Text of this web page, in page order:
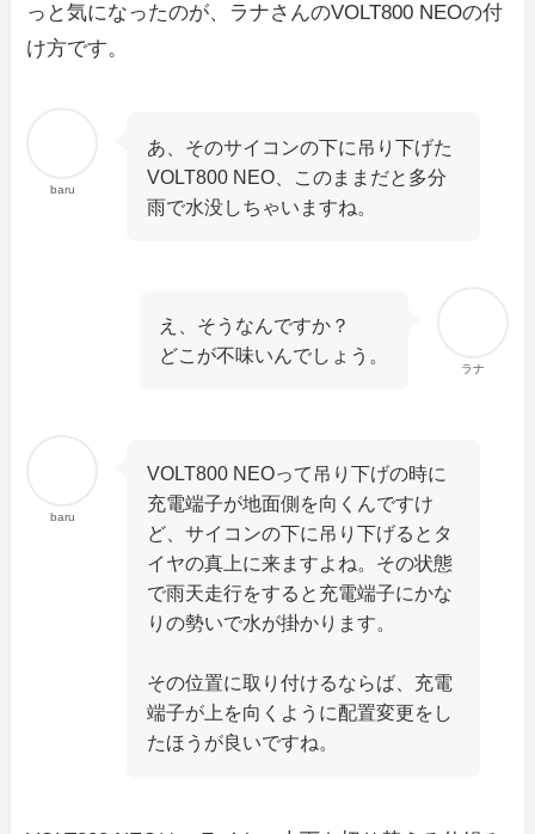
っと気になったのが、ラナさんのVOLT800 NEOの付
け方です。
baru
あ、そのサイコンの下に吊り下げた
VOLT800 NEO、このままだと多分
雨で水没しちゃいますね。
ラナ
え、そうなんですか？
どこが不味いんでしょう。
baru
VOLT800 NEOって吊り下げの時に
充電端子が地面側を向くんですけ
ど、サイコンの下に吊り下げるとタ
イヤの真上に来ますよね。その状態
で雨天走行をすると充電端子にかな
りの勢いで水が掛かります。
その位置に取り付けるならば、充電
端子が上を向くように配置変更をし
たほうが良いですね。